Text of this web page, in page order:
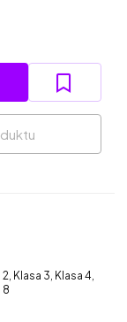
Klasa 3, Klasa 4,
8